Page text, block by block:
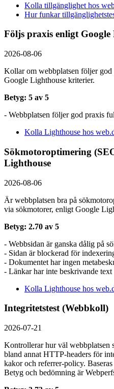
Kolla tillgänglighet hos
Hur funkar
Följs praxis enligt Google
2026-08-06
Kollar om webbplatsen följer
Google Lighthouse kriterier.
Betyg: 5 av 5
- Webbplatsen följer god praxis
Kolla Lighthouse hos
Sökmotoroptimering
Lighthouse
2026-08-06
Är webbplatsen bra på
via sökmotorer, enligt Google
Betyg: 2.70 av 5
- Webbsidan är ganska dålig på
- Sidan är blockerad för
- Dokumentet har ingen
- Länkar har inte beskrivande
Kolla Lighthouse hos
Integritetstest (Webbkoll)
2026-07-21
Kontrollerar hur väl webbplatsen
bland annat HTTP-headers för
kakor och referrer-policy.
Betyg och bedömning är